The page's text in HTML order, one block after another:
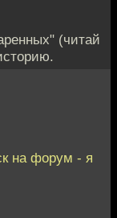
(читай
на форум - я